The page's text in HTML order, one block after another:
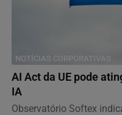
NOTÍCIAS CORPORATIVAS
AI Act da UE pode
IA
Observatório Softex